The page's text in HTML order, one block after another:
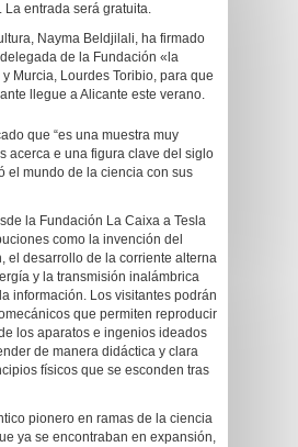
La entrada será gratuita.
Nayma Beldjilali, ha firmado
de la Fundación «la
Murcia, Lourdes Toribio, para que
llegue a Alicante este verano.
que “es una muestra muy
acerca e una figura clave del siglo
el mundo de la ciencia con sus
la Fundación La Caixa a Tesla
como la invención del
el desarrollo de la corriente alterna
y la transmisión inalámbrica
información. Los visitantes podrán
que permiten reproducir
los aparatos e ingenios ideados
de manera didáctica y clara
físicos que se esconden tras
pionero en ramas de la ciencia
ya se encontraban en expansión,